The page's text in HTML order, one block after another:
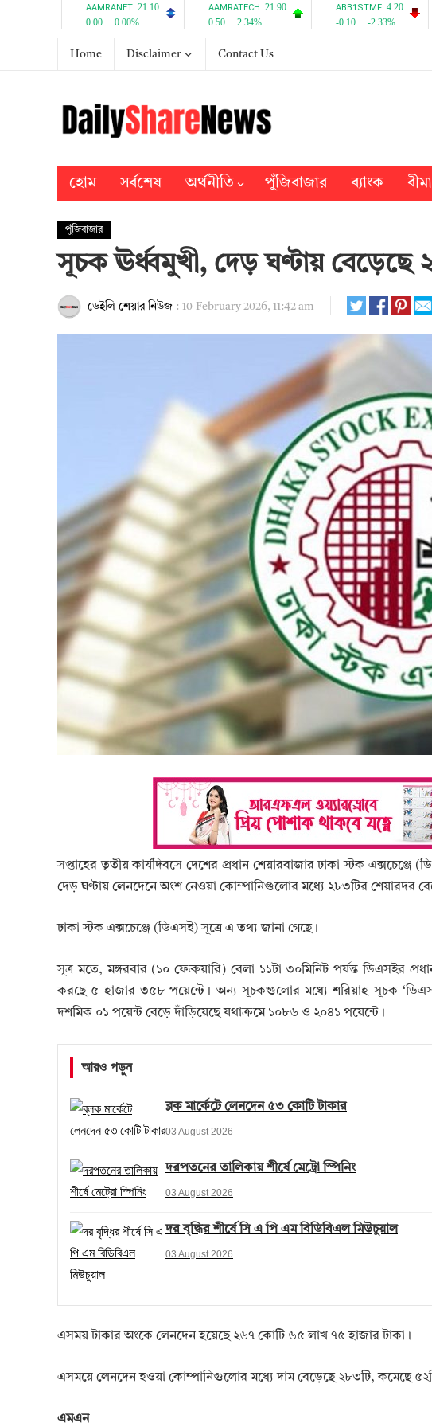
Home Disclaimer Contact Us
হোম সর্বশেষ অর্থনীতি পুঁজিবাজার ব্যাংক বীমা
পুঁজিবাজার
সূচক ঊর্ধ্বমুখী, দেড় ঘণ্টায় বেড়েছে
ডেইলি শেয়ার নিউজ : 10 February 2026, 11:42 am
সপ্তাহের তৃতীয় কার্যদিবসে দেশের প্রধান শেয়ারবাজার ঢাকা স্টক
দেড় ঘণ্টায় লেনদেনে অংশ নেওয়া কোম্পানিগুলোর মধ্যে ২৮৩টির শেয়ারদর
ঢাকা স্টক এক্সচেঞ্জে (ডিএসই) সূত্রে এ তথ্য জানা গেছে।
সূত্র মতে, মঙ্গরবার (১০ ফেব্রুয়ারি) বেলা ১১টা ৩০মিনিট পর্যন্ত ডিএসইর
করছে ৫ হাজার ৩৫৮ পয়েন্টে। অন্য সূচকগুলোর মধ্যে শরিয়াহ সূচক
দশমিক ০১ পয়েন্ট বেড়ে দাঁড়িয়েছে যথাক্রমে ১০৮৬ ও ২০৪১ পয়েন্টে।
আরও পড়ুন
ব্লক মার্কেটে লেনদেন ৫৩ কোটি টাকার
03 August 2026
দরপতনের তালিকায় শীর্ষে মেট্রো স্পিনিং
03 August 2026
দর বৃদ্ধির শীর্ষে সি এ পি এম বিডিবিএল মিউচুয়াল
03 August 2026
এসময় টাকার অংকে লেনদেন হয়েছে ২৬৭ কোটি ৬৫ লাখ ৭৫ হাজার টাকা।
এসময়ে লেনদেন হওয়া কোম্পানিগুলোর মধ্যে দাম বেড়েছে ২৮৩টি, কমেছে
এমএন